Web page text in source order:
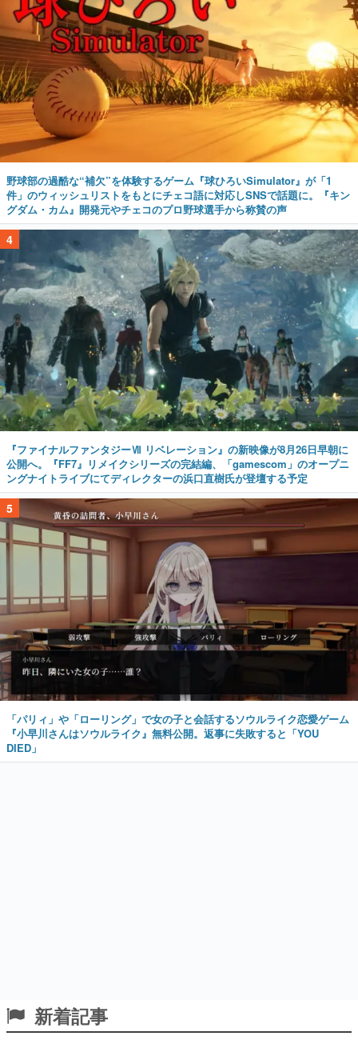
野球部の過酷な“補欠”を体験するゲーム『球ひろいSimulator』が「1
件」のウィッシュリストをもとにチェコ語に対応しSNSで話題に。『キン
グダム・カム』開発元やチェコのプロ野球選手から称賛の声
4
『ファイナルファンタジーⅦ リベレーション』の新映像が8月26日早朝に
公開へ。『FF7』リメイクシリーズの完結編、「gamescom」のオープニ
ングナイトライブにてディレクターの浜口直樹氏が登壇する予定
5
「パリィ」や「ローリング」で女の子と会話するソウルライク恋愛ゲーム
『小早川さんはソウルライク』無料公開。返事に失敗すると「YOU
DIED」
新着記事